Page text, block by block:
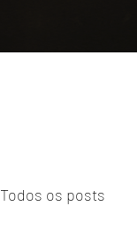
Todos os posts